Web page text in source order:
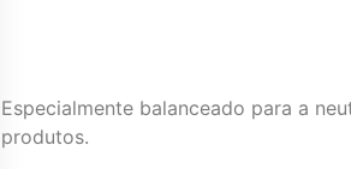
Especialmente balanceado para a
produtos.